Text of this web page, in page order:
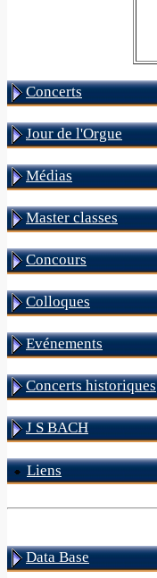
Concerts
Jour de l'Orgue
Médias
Master classes
Concours
Colloques
Evénements
Concerts historiques
J S BACH
Liens
Data Base